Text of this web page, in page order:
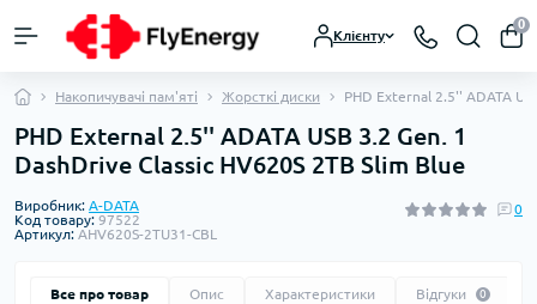
Клієнту
0
Накопичувачі пам'яті Жорсткі диски PHD External 2.5'' ADATA
PHD External 2.5'' ADATA USB 3.2 Gen. 1
DashDrive Classic HV620S 2TB Slim Blue
Виробник: A-DATA
Код товару: 97522
Артикул: AHV620S-2TU31-CBL
0
Все про товар Опис Характеристики Відгуки 0